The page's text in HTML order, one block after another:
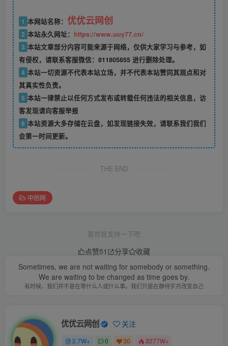
1 本网站名称： 优优云网创
2 本站永久网址： https://www.uuy77.cn/
3 本站文章部分内容可能来源于网络，仅供大家学习与参考，如
有侵权，请联系客服微信：811805855 进行删除处理。
4 本站一切资源不代表本站立场，并不代表本站赞同其观点和对
其真实性负责。
5 本站一律禁止以任何方式发布或转载任何违法的相关信息，访
客发现请向客服举报
6 本站资源大多存储在云盘，如发现链接失效，请联系我们我们
会第一时间更新。
THE END
中创网
喜欢就支持一下吧
点赞51 分享
收藏
Sometimes, we are not waiting for somebody or something.
We are waiting to be changed as time goes by.
有时候，我们并不是在等什么人或什么事。我们只是在静待岁月改变自己
优优云网创 关注
2.7W+ 0 30 3277W+